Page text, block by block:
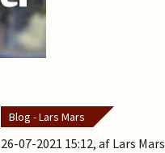
Blog - Lars Mars
26-07-2021 15:12, af Lars Mars